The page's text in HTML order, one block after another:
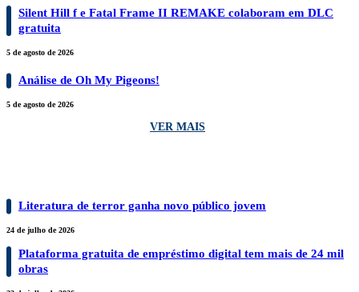
Silent Hill f e Fatal Frame II REMAKE colaboram em DLC
gratuita
5 de agosto de 2026
Análise de Oh My Pigeons!
5 de agosto de 2026
VER MAIS
Literatura de terror ganha novo público jovem
24 de julho de 2026
Plataforma gratuita de empréstimo digital tem mais de 24 mil
obras